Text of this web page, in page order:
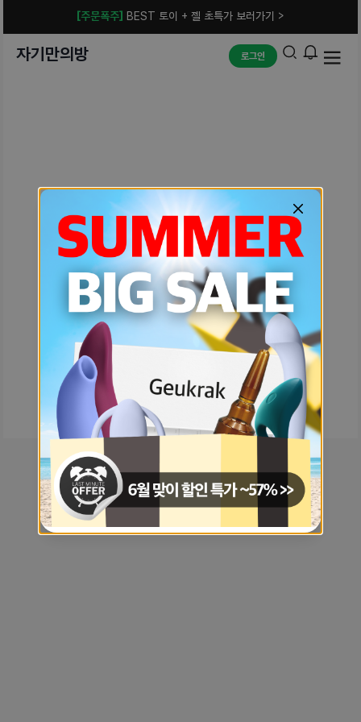
[주문폭주] BEST 토이 + 젤 초특가 보러가기 >
자기만의방 로그인
예상치 못한 에러입니다.